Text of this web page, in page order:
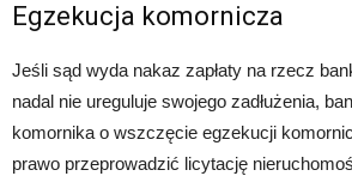
Egzekucja komornicza
Jeśli sąd wyda nakaz zapłaty na rzecz
nadal nie ureguluje swojego zadłużenia,
komornika o wszczęcie egzekucji
prawo przeprowadzić licytację